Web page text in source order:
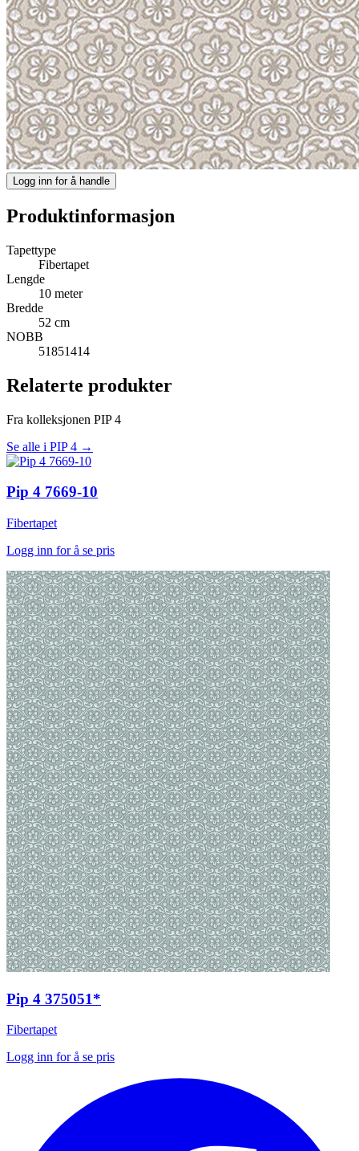
Logg inn for å handle
Produktinformasjon
Tapettype
Fibertapet
Lengde
10 meter
Bredde
52 cm
NOBB
51851414
Relaterte produkter
Fra kolleksjonen PIP 4
Se alle i PIP 4 →
Pip 4 7669-10
Fibertapet
Logg inn for å se pris
Pip 4 375051*
Fibertapet
Logg inn for å se pris